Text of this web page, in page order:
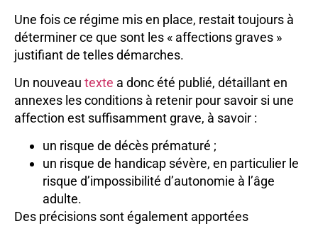
Une fois ce régime mis en place, restait toujours à
déterminer ce que sont les « affections graves »
justifiant de telles démarches.
Un nouveau texte a donc été publié, détaillant en
annexes les conditions à retenir pour savoir si une
affection est suffisamment grave, à savoir :
un risque de décès prématuré ;
un risque de handicap sévère, en particulier le
risque d’impossibilité d’autonomie à l’âge
adulte.
Des précisions sont également apportées